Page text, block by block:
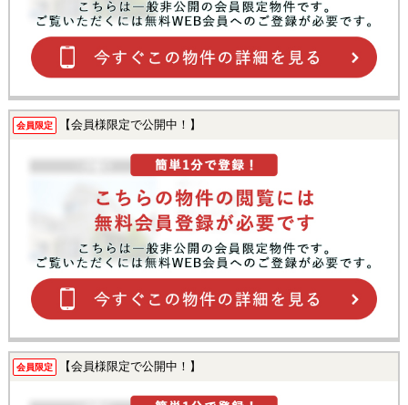
会員限定 【会員様限定で公開中！】
会員限定 【会員様限定で公開中！】